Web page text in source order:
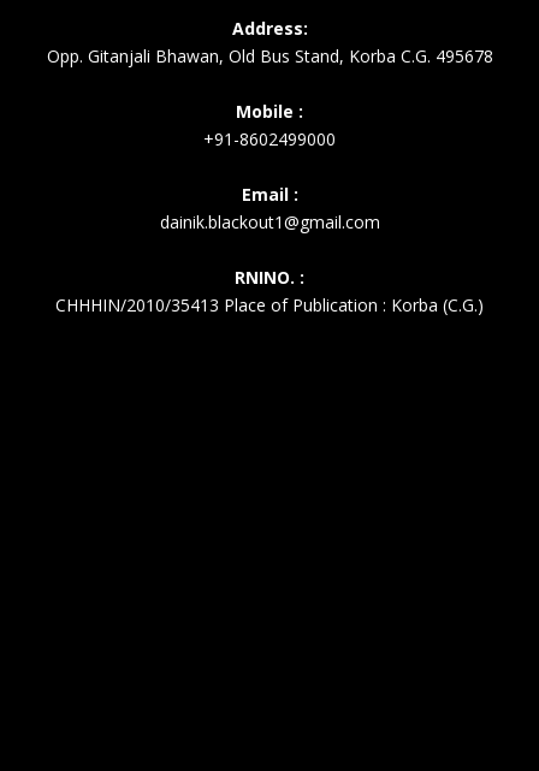
Address:
Opp. Gitanjali Bhawan, Old Bus Stand, Korba C.G. 495678
Mobile :
+91-8602499000
Email :
dainik.blackout1@gmail.com
RNINO. :
CHHHIN/2010/35413 Place of Publication : Korba (C.G.)